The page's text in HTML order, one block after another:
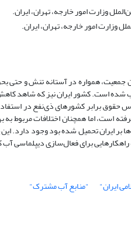
وزارت امور خارجه، تهران، ایران.
وزارت امور خارجه، تهران، ایران.
جمعیت، همواره در آستانه تنش و
شده است. کشور ایران نیز که شاهد
حقوق برابر کشورهای ذی‌نفع در
است، اما همچنان اختلافات مربوط به
بر ایران تحمیل شده بود وجود دارد.
برای فعال‌سازی دیپلماسی
ایران"
"منابع آب مشترک"